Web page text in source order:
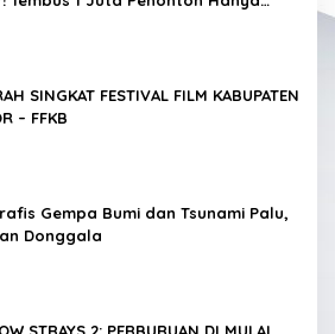
SINGKAT FESTIVAL FILM KABUPATEN
– FFKB
Gempa Bumi dan Tsunami Palu,
Donggala
STRAYS 2: PERBURUAN DI MULAI